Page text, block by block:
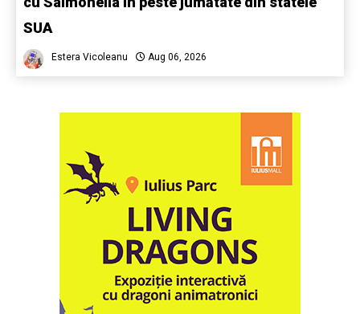
SUA
Estera Vicoleanu Aug 06, 2026